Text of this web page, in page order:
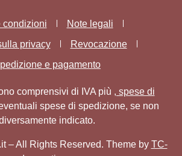
condizioni
Note legali
privacy
Revocazione
e pagamento
comprensivi di IVA più , spese di
spese di spedizione, se non
indicato.
– All Rights Reserved. Theme by TC-